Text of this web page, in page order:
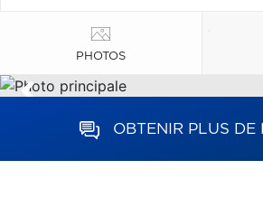
PHOTOS
OBTENIR PLUS DE